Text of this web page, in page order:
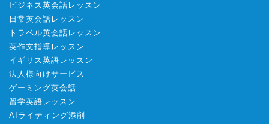
ビジネス英会話レッスン
日常英会話レッスン
トラベル英会話レッスン
英作文指導レッスン
イギリス英語レッスン
法人様向けサービス
ゲーミング英会話
留学英語レッスン
AIライティング添削